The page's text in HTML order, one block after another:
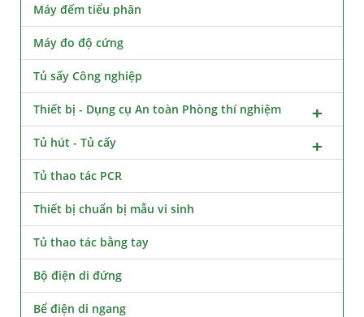
Máy đếm tiểu phân
Máy đo độ cứng
Tủ sấy Công nghiệp
Thiết bị - Dụng cụ An toàn Phòng thí nghiệm
Tủ hút - Tủ cấy
Tủ thao tác PCR
Thiết bị chuẩn bị mẫu vi sinh
Tủ thao tác bằng tay
Bộ điện di đứng
Bể điện di ngang